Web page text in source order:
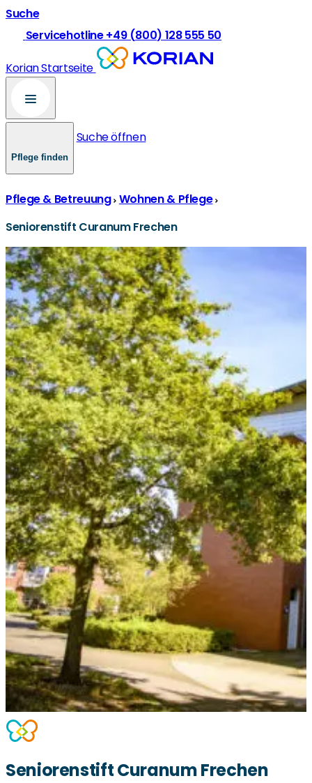
Suche
Servicehotline +49 (800) 128 555 50
Korian Startseite
Pflege finden
Suche öffnen
Pflege & Betreuung Wohnen & Pflege
Seniorenstift Curanum Frechen
Seniorenstift Curanum Frechen